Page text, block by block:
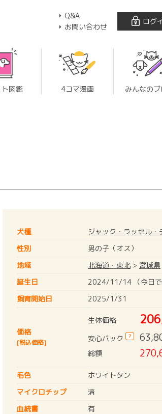
Q&A
お問い合わせ
ログ
ト図鑑 4コマ漫画 みんなの
犬種
ジャック・ラッセル・
性別
男の子（オス）
地域
北海道・東北 > 宮城県
誕生日
2024/11/14 （今日で
飼育開始日
2025/1/31
価格
[税込価格]
生体価格
安心パック
?
総額
毛色
ホワイトタン
マイクロチップ
済
血統書
有